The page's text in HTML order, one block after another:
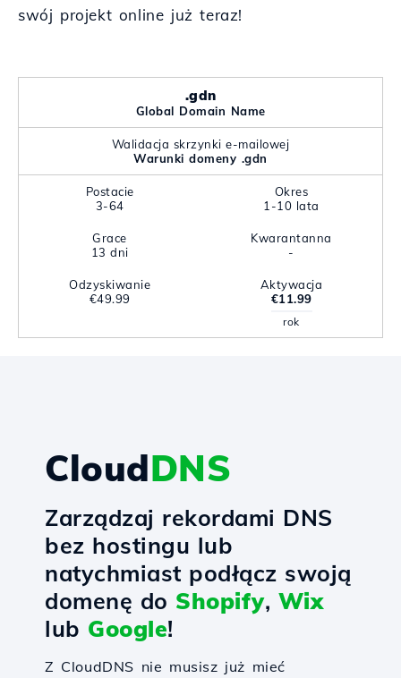
swój projekt online już teraz!
.gdn
Global Domain Name
Walidacja skrzynki e-mailowej
Warunki domeny .gdn
Postacie
3-64
Okres
1-10 lata
Grace
13 dni
Kwarantanna
-
Odzyskiwanie
€49.99
Aktywacja
€11.99
rok
CloudDNS
Zarządzaj rekordami DNS
bez hostingu lub
natychmiast podłącz swoją
domenę do Shopify, Wix
lub Google!
Z CloudDNS nie musisz już mieć